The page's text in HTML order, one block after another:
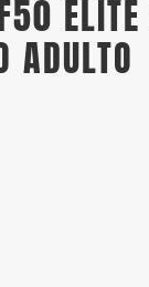
ELITE
ADULTO